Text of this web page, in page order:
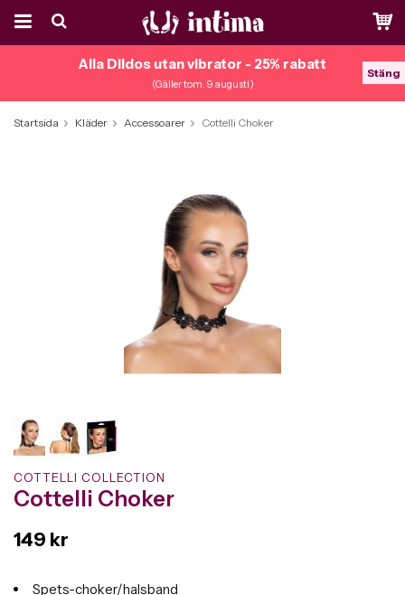
Alla Dildos utan vibrator - 25% rabatt
(Gäller tom. 9 augusti)
Stäng
Startsida Kläder Accessoarer Cottelli Choker
COTTELLI COLLECTION
Cottelli Choker
149 kr
Spets-choker/halsband